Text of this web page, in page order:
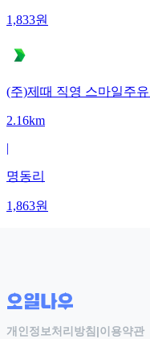
1,833원
(주)제때 직영 스마일주
2.16km
|
명동리
1,863원
개인정보처리방침 |이용약관